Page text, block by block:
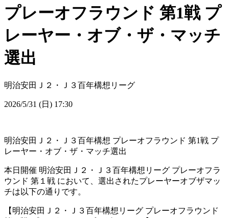
プレーオフラウンド 第1戦 プ
レーヤー・オブ・ザ・マッチ
選出
明治安田Ｊ２・Ｊ３百年構想リーグ
2026/5/31 (日) 17:30
明治安田Ｊ２・Ｊ３百年構想 プレーオフラウンド 第1戦 プ
レーヤー・オブ・ザ・マッチ選出
本日開催 明治安田Ｊ２・Ｊ３百年構想リーグ プレーオフラ
ウンド 第１戦 において、選出されたプレーヤーオブザマッ
チは以下の通りです。
【明治安田Ｊ２・Ｊ３百年構想リーグ プレーオフラウンド